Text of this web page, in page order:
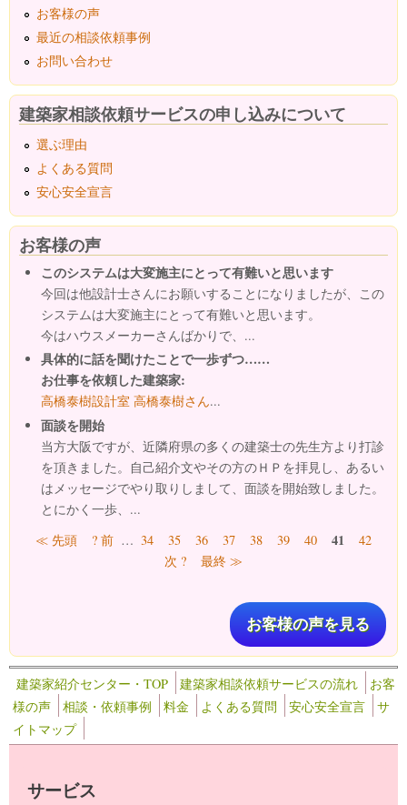
お客様の声
最近の相談依頼事例
お問い合わせ
建築家相談依頼サービスの申し込みについて
選ぶ理由
よくある質問
安心安全宣言
お客様の声
このシステムは大変施主にとって有難いと思います
今回は他設計士さんにお願いすることになりましたが、この
システムは大変施主にとって有難いと思います。
今はハウスメーカーさんばかりで、...
具体的に話を聞けたことで一歩ずつ……
お仕事を依頼した建築家:
高橋泰樹設計室 高橋泰樹さん...
面談を開始
当方大阪ですが、近隣府県の多くの建築士の先生方より打診
を頂きました。自己紹介文やその方のＨＰを拝見し、あるい
はメッセージでやり取りしまして、面談を開始致しました。
とにかく一歩、...
ページ
≪ 先頭 ? 前 … 34 35 36 37 38 39 40 41
42
次 ?
最終 ≫
お客様の声を見る
建築家紹介センター・TOP 建築家相談依頼サービスの流れ
お客
様の声
相談・依頼事例 料金 よくある質問 安心安全宣言
サ
イトマップ
サービス